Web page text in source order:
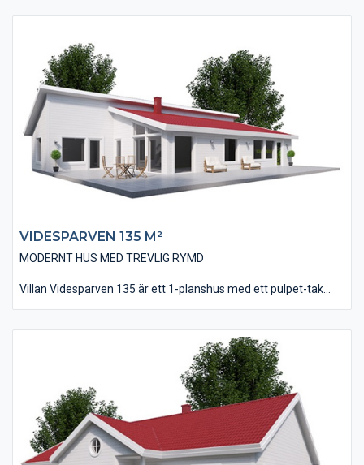
Vardagsrummet går med fördel att utföra med ett ryggåstak
vilket innebär ett fantastiskt ljus och rymd i denna del. Att man
möts av vardagsrummets stora fönsterpartier när man kliver in
i huset ger ett trevligt välkomnande.
VIDESPARVEN 135 M²​
MODERNT HUS MED TREVLIG RYMD
Villan Videsparven 135 är ett 1-planshus med ett pulpet-tak
villan ett modernt formspråk och taket kan med fördel utföras
Huset är på 135 kvm i boyta och innehåller tre stycken rymliga
sovrum. Huset har en öppen planlösning men där kökets stora
köksö ger en bra avgränsning mot vardagsrummet, och att
taket utföres plant vid köket bidrar även det till avgränsningen.
Vardagsrummet är på hela 52 kvm och de stora
fönsterpartierna bidrar till att göra detta till husets hjärta.